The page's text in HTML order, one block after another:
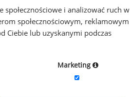
grupa stanowisk:
i analizować ruch w
społecznościowym, reklamowym
Ciebie lub uzyskanymi podczas
Marketing